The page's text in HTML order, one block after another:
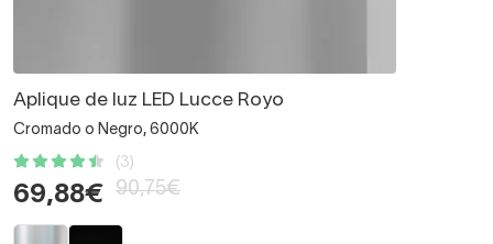
Aplique de luz LED Lucce Royo
Cromado o Negro, 6000K
(3)
69,88€ 90,75€